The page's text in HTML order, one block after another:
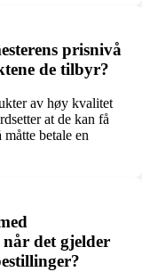
prisnivå
de tilbyr?
av høy kvalitet
at de kan få
betale en
når det gjelder